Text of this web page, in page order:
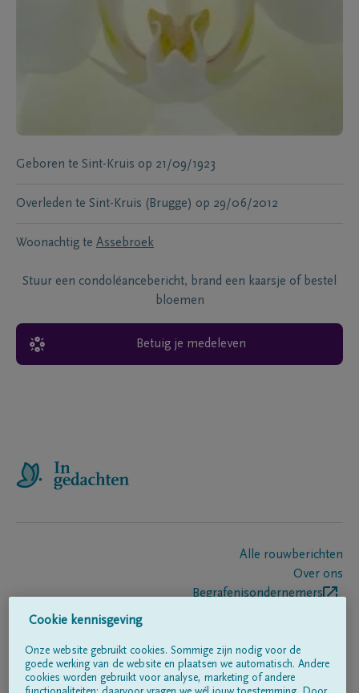
Geboren te Sint-Kruis op 21/09/1923
Overleden te Sint-Kruis (Brugge) op 29/06/2012
Woonachtig te Assebroek
Stuur een condoléancebericht, brand een kaarsje of bestel
bloemen
Betuig je medeleven
Alle rouwberichten
Over ons
Begrafenisondernemers
Volg ons op
Cookie kennisgeving
Onze website gebruikt cookies. Sommige zijn nodig voor de
goede werking van de website en plaatsen we automatisch. Andere
cookies worden gebruikt voor analyse, marketing of andere